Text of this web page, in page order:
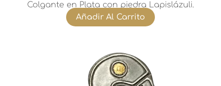
Colgante en Plata con piedra Lapislázuli.
Añadir Al Carrito